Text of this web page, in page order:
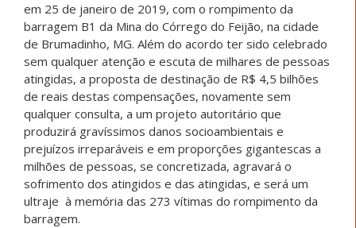
em 25 de janeiro de 2019, com o rompimento da
barragem B1 da Mina do Córrego do Feijão, na cidade
de Brumadinho, MG. Além do acordo ter sido celebrado
sem qualquer atenção e escuta de milhares de pessoas
atingidas, a proposta de destinação de R$ 4,5 bilhões
de reais destas compensações, novamente sem
qualquer consulta, a um projeto autoritário que
produzirá gravíssimos danos socioambientais e
prejuízos irreparáveis e em proporções gigantescas a
milhões de pessoas, se concretizada, agravará o
sofrimento dos atingidos e das atingidas, e será um
ultraje à memória das 273 vítimas do rompimento da
barragem.